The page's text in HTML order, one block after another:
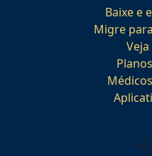
Baixe e
Migre